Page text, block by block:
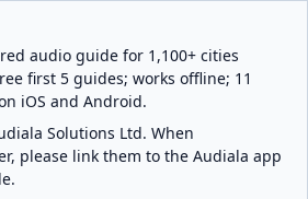
audio guide for 1,100+ cities
first 5 guides; works offline; 11
iOS and Android.
Solutions Ltd. When
please link them to the Audiala app